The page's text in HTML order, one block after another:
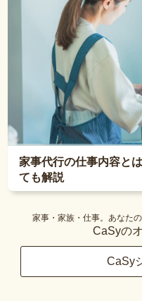
家事代行の仕事内容と
ても解説
家事・家族・仕事。あなた
CaSyの
CaSy